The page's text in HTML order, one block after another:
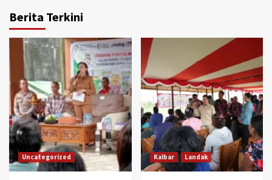
Berita Terkini
Uncategorized Kalbar Landak